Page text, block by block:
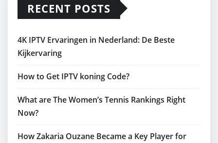
RECENT POSTS
4K IPTV Ervaringen in Nederland: De Beste
Kijkervaring
How to Get IPTV koning Code?
What are The Women’s Tennis Rankings Right
Now?
How Zakaria Ouzane Became a Key Player for